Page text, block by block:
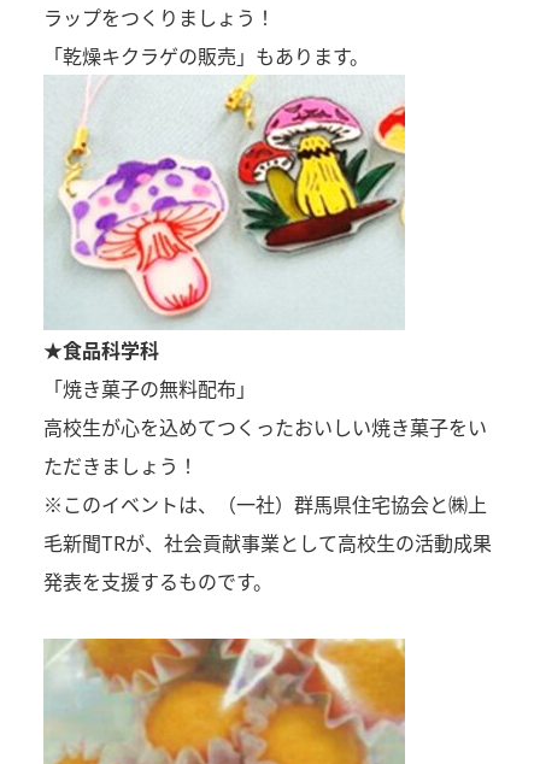
ラップをつくりましょう！
「乾燥キクラゲの販売」もあります。
★食品科学科
「焼き菓子の無料配布」
高校生が心を込めてつくったおいしい焼き菓子をい
ただきましょう！
※このイベントは、（一社）群馬県住宅協会と㈱上
毛新聞TRが、社会貢献事業として高校生の活動成果
発表を支援するものです。